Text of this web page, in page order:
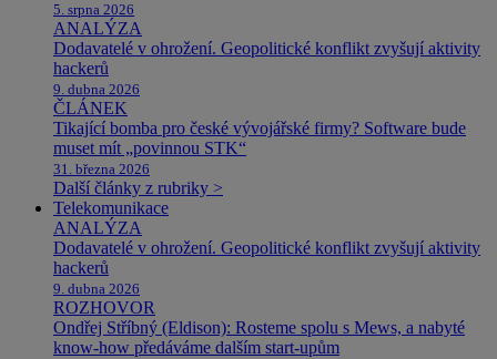
5. srpna 2026
ANALÝZA
Dodavatelé v ohrožení. Geopolitické konflikt zvyšují aktivity
hackerů
9. dubna 2026
ČLÁNEK
Tikající bomba pro české vývojářské firmy? Software bude
muset mít „povinnou STK“
31. března 2026
Další články z rubriky >
Telekomunikace
ANALÝZA
Dodavatelé v ohrožení. Geopolitické konflikt zvyšují aktivity
hackerů
9. dubna 2026
ROZHOVOR
Ondřej Stříbný (Eldison): Rosteme spolu s Mews, a nabyté
know-how předáváme dalším start-upům